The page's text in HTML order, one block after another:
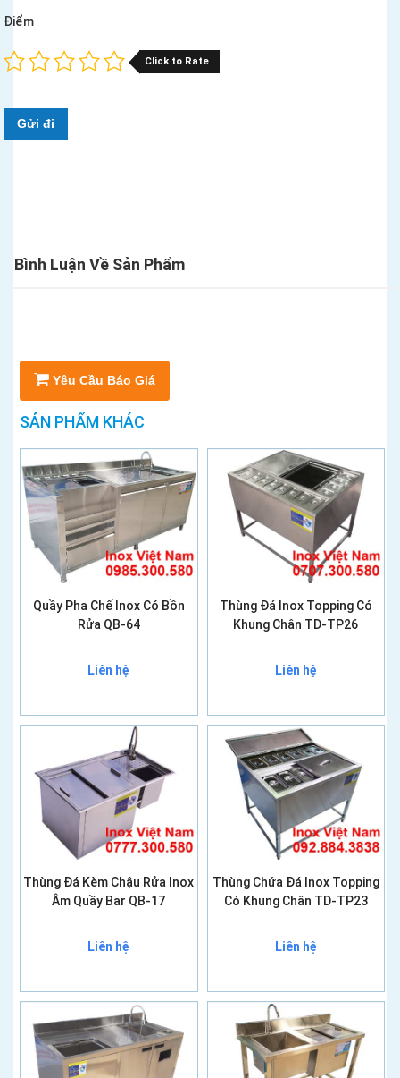
Điểm
Click to Rate
Gửi đi
Bình Luận Về Sản Phẩm
Yêu Cầu Báo Giá
SẢN PHẨM KHÁC
Quầy Pha Chế Inox Có Bồn
Rửa QB-64
Liên hệ
Thùng Đá Inox Topping Có
Khung Chân TD-TP26
Liên hệ
Thùng Đá Kèm Chậu Rửa Inox
Âm Quầy Bar QB-17
Liên hệ
Thùng Chứa Đá Inox Topping
Có Khung Chân TD-TP23
Liên hệ